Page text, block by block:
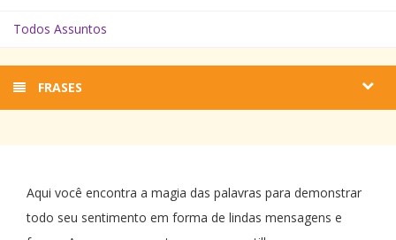
Todos Assuntos
FRASES
Aqui você encontra a magia das palavras para demonstrar
todo seu sentimento em forma de lindas mensagens e